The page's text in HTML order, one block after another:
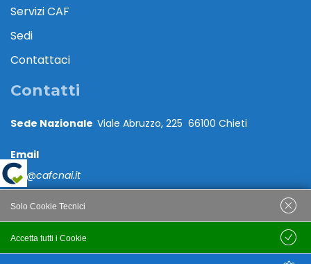
Servizi CAF
Sedi
Contattaci
Contatti
Sede Nazionale Viale Abruzzo, 225 66100 Chieti
Email
caf@cafcnai.it
Posta Certificata
Accetta tutti i Cookie
Solo Cookie Tecnici
Salva